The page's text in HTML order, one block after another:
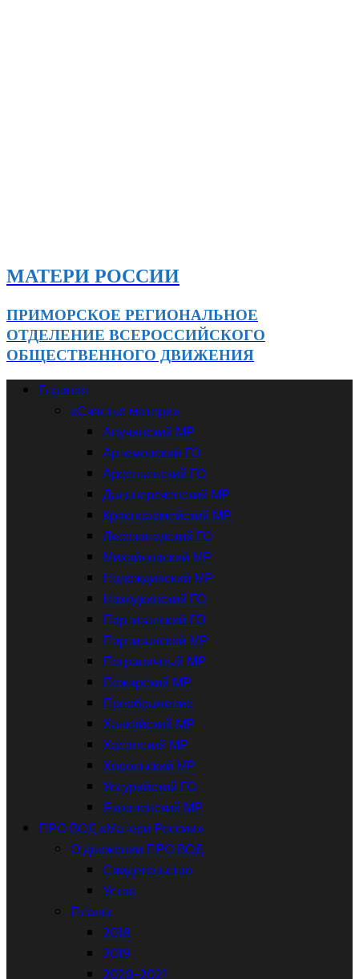
МАТЕРИ РОССИИ
ПРИМОРСКОЕ РЕГИОНАЛЬНОЕ
ОТДЕЛЕНИЕ ВСЕРОССИЙСКОГО
ОБЩЕСТВЕННОГО ДВИЖЕНИЯ
Главная
«Счастье матери»
Анучинский МР
Артемовский ГО
Арсеньевский ГО
Дальнереченский МР
Красноармейский МР
Лесозаводский ГО
Михайловский МР
Надеждинский МР
Находкинский ГО
Партизанский ГО
Партизанский МР
Пограничный МР
Пожарский МР
Преображение
Ханкайский МР
Хасанский МР
Хорольский МР
Уссурийский ГО
Яковлевский МР
ПРО ВОД «Матери России»
О движении ПРО ВОД
Свидетельство
Устав
Планы
2018
2019
2020-2021